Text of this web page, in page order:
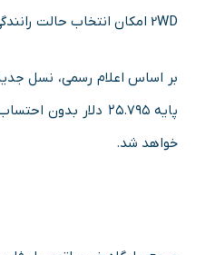
2WD امکان انتخاب حالت رانندگی در گل و لای وجود ندارد.
بر اساس اعلام رسمی، نسل
پایه ۲۵.۷۹۵ دلار
خواهد شد.